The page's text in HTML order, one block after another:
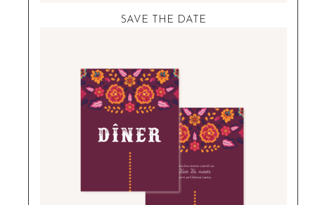
SAVE THE DATE